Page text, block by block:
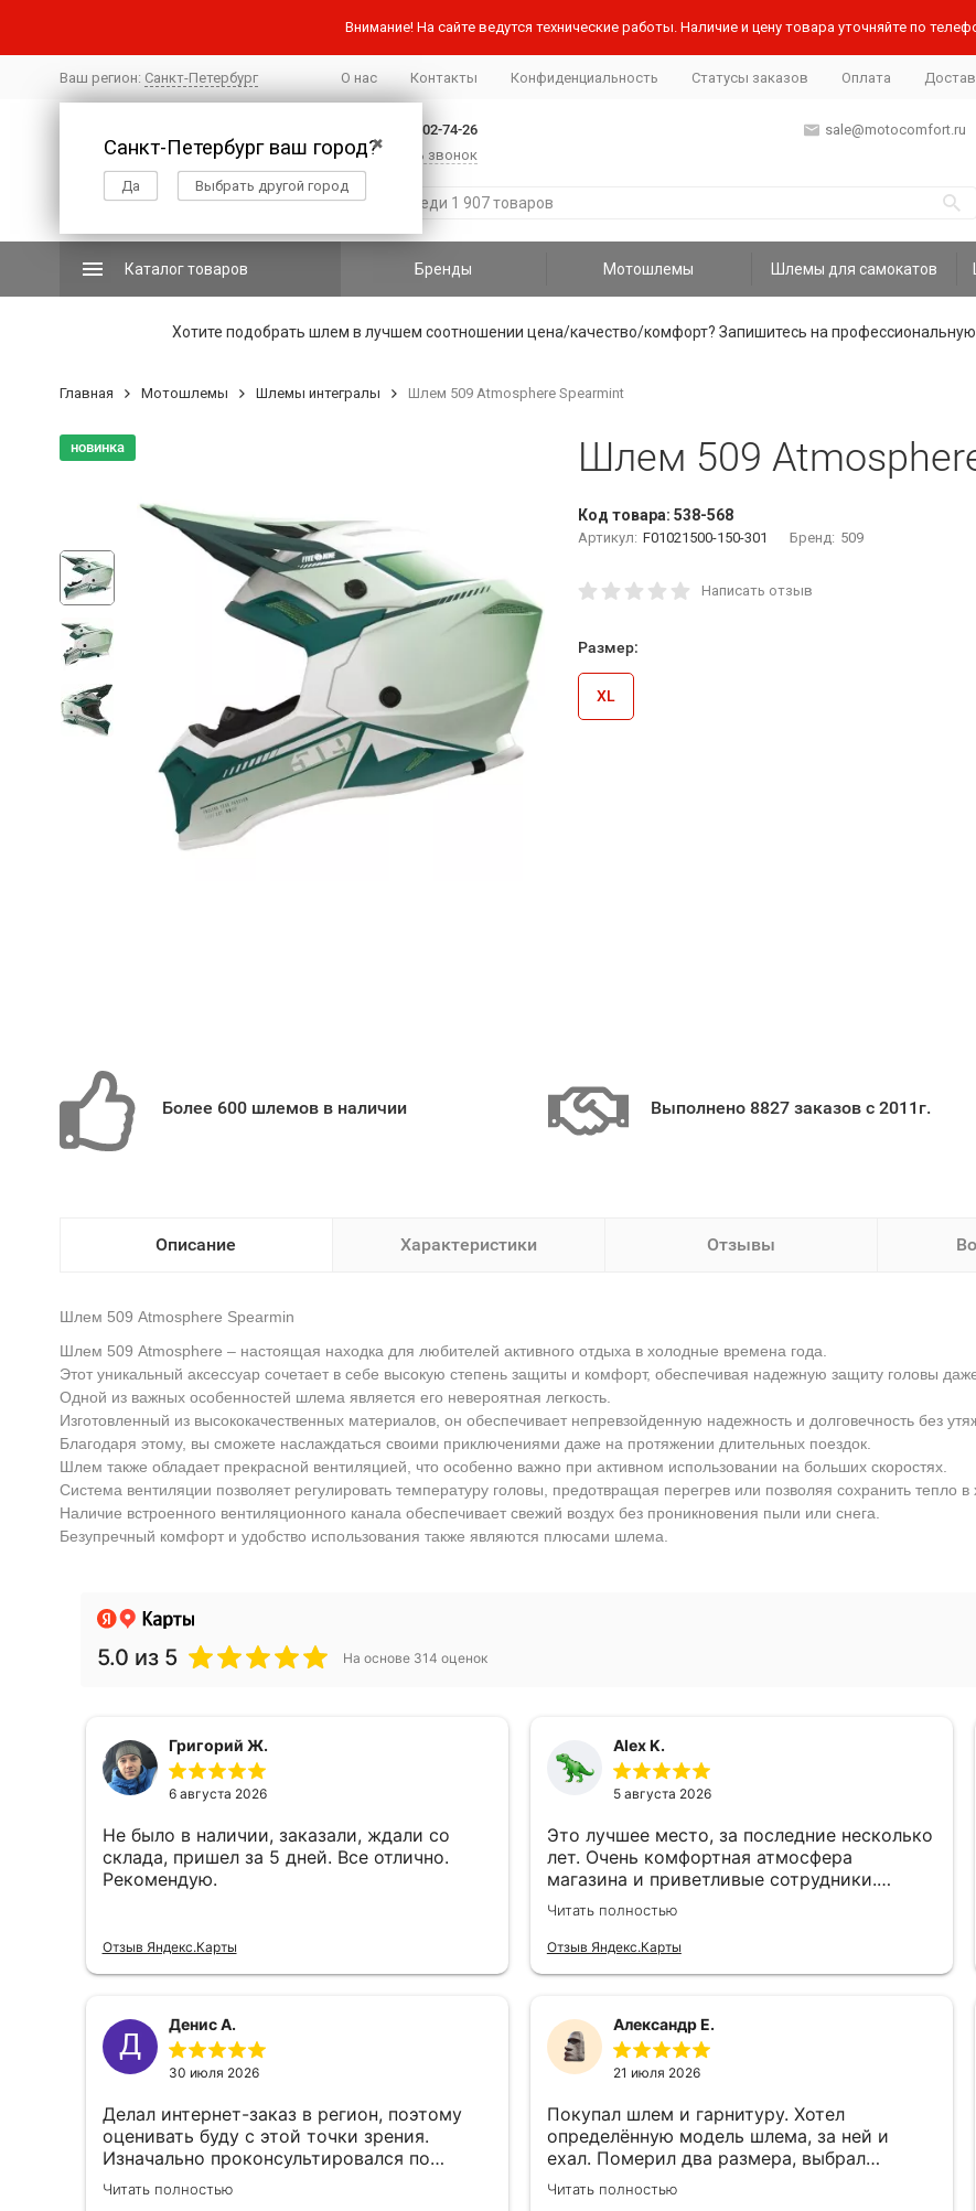
Внимание! На сайте ведутся технические работы. Наличие и цену товара уточняйте по
Ваш регион: Санкт-Петербург
✖
Санкт-Петербург ваш город?
Да Выбрать другой город
О нас Контакты Конфиденциальность Статусы заказов Оплата
+7 (812) 502-74-26
Заказать звонок
sale@motocomfort.ru
Каталог товаров Бренды Мотошлемы Шлемы для самокатов
Хотите подобрать шлем в лучшем соотношении цена/качество/комфорт? Запишитесь на
Главная Мотошлемы Шлемы интегралы Шлем 509 Atmosphere Spearmint
новинка Шлем 509
Код товара: 538-568
Артикул: F01021500-150-301 Бренд: 509
Написать отзыв
Размер:
XL
Более 600 шлемов в наличии Выполнено 8827 заказов с 2011г.
Описание Характеристики Отзывы
Шлем 509 Atmosphere Spearmin
Шлем 509 Atmosphere – настоящая находка для любителей активного отдыха в холодные времена года.
Этот уникальный аксессуар сочетает в себе высокую степень защиты и комфорт, обеспечивая надежную защиту головы
Одной из важных особенностей шлема является его невероятная легкость.
Изготовленный из высококачественных материалов, он обеспечивает непревзойденную надежность и долговечность без
Благодаря этому, вы сможете наслаждаться своими приключениями даже на протяжении длительных поездок.
Шлем также обладает прекрасной вентиляцией, что особенно важно при активном использовании на больших скоростях.
Система вентиляции позволяет регулировать температуру головы, предотвращая перегрев или позволяя сохранить тепло в
Наличие встроенного вентиляционного канала обеспечивает свежий воздух без проникновения пыли или снега.
Безупречный комфорт и удобство использования также являются плюсами шлема.